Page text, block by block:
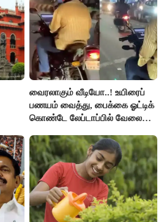
வைரலாகும் வீடியோ..! உயிரைப்
பணயம் வைத்து, பைக்கை ஓட்டிக்
கொண்டே லேப்டாப்பில் வேலை